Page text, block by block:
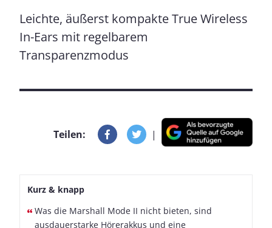
Leichte, äußerst kompakte True Wireless
In-Ears mit regelbarem
Transparenzmodus
Teilen: |
Kurz & knapp
Was die Marshall Mode II nicht bieten, sind
ausdauerstarke Hörerakkus und eine